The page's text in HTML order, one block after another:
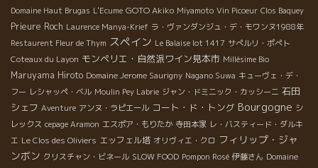
Domaine Haut Brugas L'Ecume GOTO Akiko Miyamoto Vin Picoeur Clos Baquey
Prieure Roch Laurence Manya-Krief ラ・ヴァンダンジュ・デ・モワンヌ1988年
Restaurent Fleur de Thym スペイン Le Balaise lot 1417 サぺルリ・ポぺト
Coteaux du Layon モンペリエ・自然派ワイン見本市 Millésime Bio
Maruyama Hiroto Domaine Jerome Saurigny Nagano Suwa キューヴェ・デ・
フー レシャッペ・ベル Moulin Pey Labrie ジャン・ドミニック・カッシーニ 石田
シェフ Aventure アンヌ・ラピエール コート・ド・トング Bourgogne シ
レックス cepage Aramon エスポア・もりたか 寺田本家 レ・バスティード・ダルキ
エ Le Clos des Oliviers エッフェル塔 オリヴィエ・クロ フィリップ・ジャ
ンボン クリスチャン・ビネール SLOW FOOD Pompon Rosé 伊藤さん Domaine